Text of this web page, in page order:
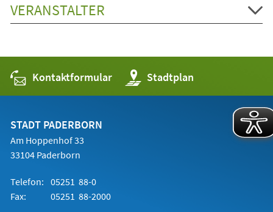
VERANSTALTER
Kontaktformular Stadtplan
(Öffnet
in
einem
STADT PADERBORN
Am Hoppenhof 33
33104 Paderborn
Telefon: 05251 88-0
Fax:
05251 88-2000